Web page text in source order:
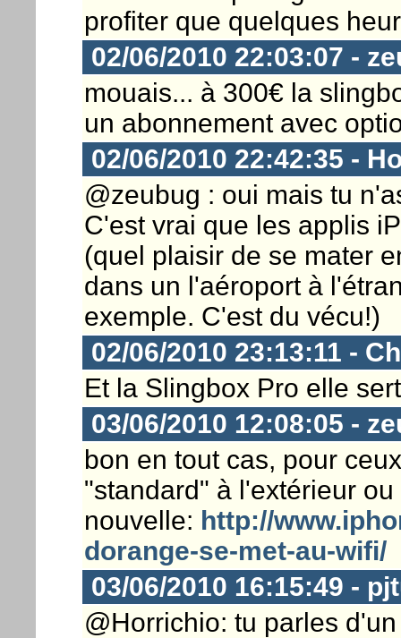
profiter que quelques
02/06/2010 22:03:07 -
mouais... à 300€ la
un abonnement avec
02/06/2010 22:42:35 -
@zeubug : oui mais tu
C'est vrai que les applis
(quel plaisir de se mater
dans un l'aéroport à
exemple. C'est du vécu!)
02/06/2010 23:13:11 -
Et la Slingbox Pro elle
03/06/2010 12:08:05 -
bon en tout cas, pour
"standard" à l'extérieur
nouvelle: http://
dorange-se-met-au-wifi/
03/06/2010 16:15:49 -
@Horrichio: tu parles